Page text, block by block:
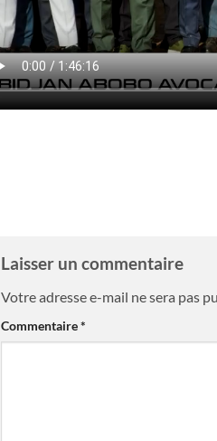
Laisser un commentaire
Votre adresse e-mail ne sera pas
Commentaire*